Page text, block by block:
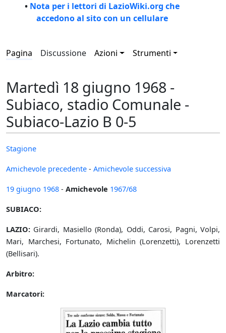
• Nota per i lettori di LazioWiki.org che
accedono al sito con un cellulare
Pagina Discussione Azioni Strumenti
Martedì 18 giugno 1968 -
Subiaco, stadio Comunale -
Subiaco-Lazio B 0-5
Stagione
Amichevole precedente - Amichevole successiva
19 giugno 1968 - Amichevole 1967/68
SUBIACO:
LAZIO: Girardi, Masiello (Ronda), Oddi, Carosi, Pagni, Volpi,
Mari, Marchesi, Fortunato, Michelin (Lorenzetti), Lorenzetti
(Bellisari).
Arbitro:
Marcatori: